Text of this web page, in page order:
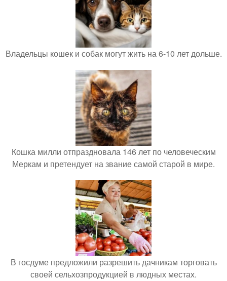
Владельцы кошек и собак могут жить на 6-10 лет дольше.
Кошка милли отпраздновала 146 лет по человеческим
Меркам и претендует на звание самой старой в мире.
В госдуме предложили разрешить дачникам торговать
своей сельхозпродукцией в людных местах.